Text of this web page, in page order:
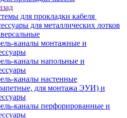
для прокладки кабеля
для металлических лотков
каналы монтажные и
каналы напольные и
каналы настенные
для монтажа ЭУИ) и
каналы перфорированные и